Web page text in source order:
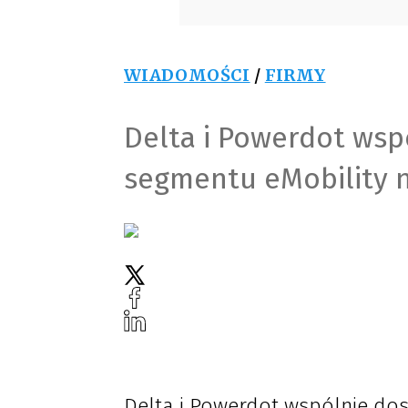
WIADOMOŚCI / FIRMY
Delta i Powerdot
segmentu eMobility